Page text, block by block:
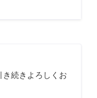
き続きよろしくお